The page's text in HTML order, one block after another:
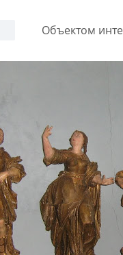
Объектом